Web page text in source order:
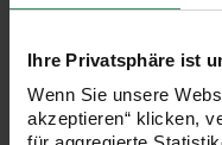
Ihre Privatsphäre ist
Wenn Sie unsere
akzeptieren“ klicken,
Luftrüssel nicht nur
eignen sich auch ideal
Weihnachtsfeiern,